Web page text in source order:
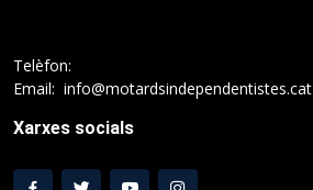
Telèfon:
Email: info@motardsindependentistes.cat
Xarxes socials